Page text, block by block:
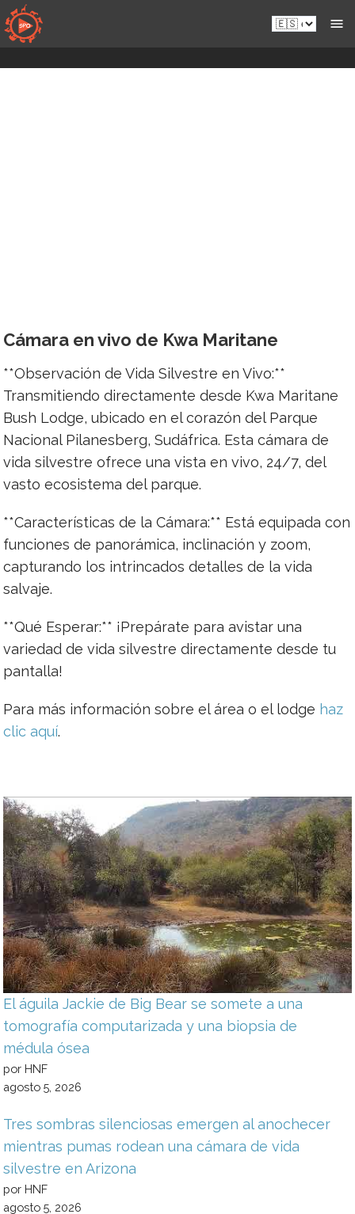
Saltar
al
contenido
Es.sportsmansparadiseonline.com
Cámara en vivo de Kwa Maritane
**Observación de Vida Silvestre en Vivo:**
Transmitiendo directamente desde Kwa Maritane
Bush Lodge, ubicado en el corazón del Parque
Nacional Pilanesberg, Sudáfrica. Esta cámara de
vida silvestre ofrece una vista en vivo, 24/7, del
vasto ecosistema del parque.
**Características de la Cámara:** Está equipada con
funciones de panorámica, inclinación y zoom,
capturando los intrincados detalles de la vida
salvaje.
**Qué Esperar:** ¡Prepárate para avistar una
variedad de vida silvestre directamente desde tu
pantalla!
Para más información sobre el área o el lodge haz
clic aquí.
El águila Jackie de Big Bear se somete a una
tomografía computarizada y una biopsia de
médula ósea
por HNF
agosto 5, 2026
Tres sombras silenciosas emergen al anochecer
mientras pumas rodean una cámara de vida
silvestre en Arizona
por HNF
agosto 5, 2026